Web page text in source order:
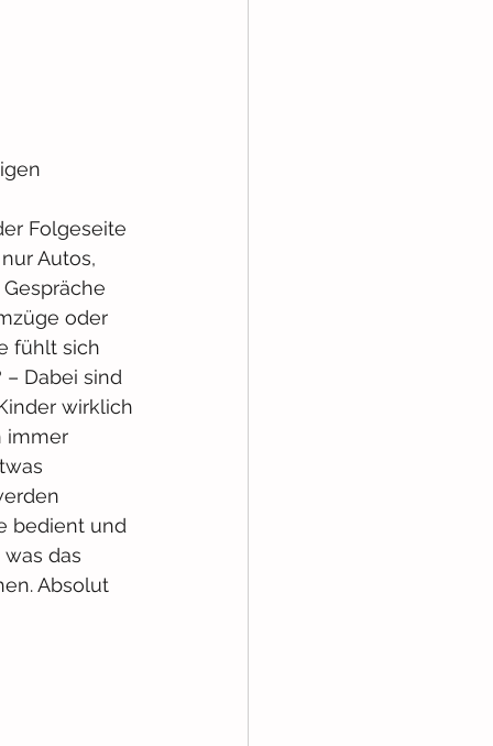
Folgeseite
Autos,
oder
fühlt sich
Dabei sind
wirklich
immer
bedient und
das
Absolut